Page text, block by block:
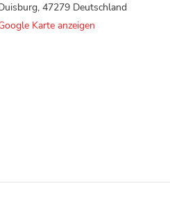
, 47279 Deutschland
Karte anzeigen